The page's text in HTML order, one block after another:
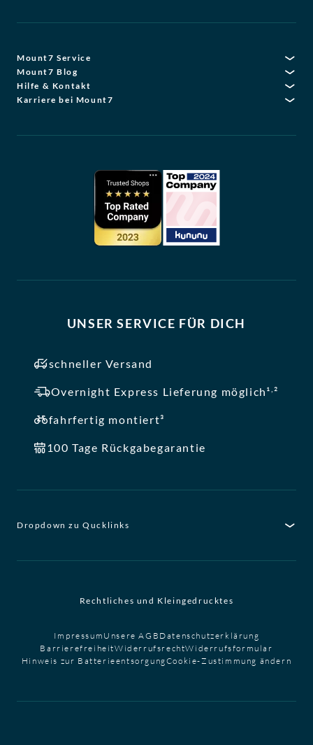
Mount7 Service
Mount7 Blog
Hilfe & Kontakt
Karriere bei Mount7
UNSER SERVICE FÜR DICH
schneller Versand
Overnight Express Lieferung möglich¹,²
fahrfertig montiert³
100 Tage Rückgabegarantie
Dropdown zu Qucklinks
Rechtliches und Kleingedrucktes
Impressum Unsere AGB Datenschutzerklärung
BarrierefreiheitWiderrufsrechtWiderrufsformular
Hinweis zur BatterieentsorgungCookie-Zustimmung ändern